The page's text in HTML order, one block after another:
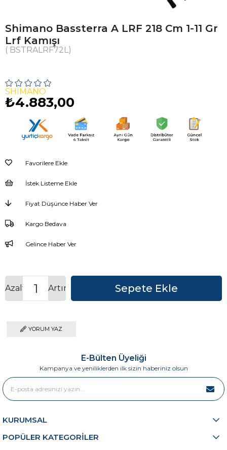
Shimano Bassterra A LRF 218 Cm 1-11 Gr
Lrf Kamışı
( BSTRALRF72L)
SHIMANO
₺4.883,00
Favorilere Ekle
İstek Listeme Ekle
Fiyat Düşünce Haber Ver
Kargo Bedava
Gelince Haber Ver
Artır
Azalt
YORUM YAZ
E-Bülten Üyeliği
Kampanya ve yeniliklerden ilk sizin haberiniz olsun
KURUMSAL
POPÜLER KATEGORİLER